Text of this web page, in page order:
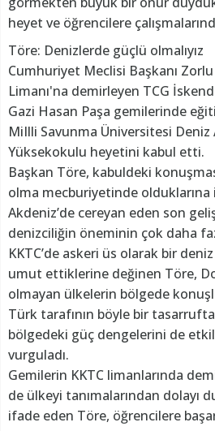
heyet ve öğrencilere
Töre: Denizlerde güçlü olmalıyız
Cumhuriyet Meclisi Başkanı
Limanı'na demirleyen TCG
Gazi Hasan Paşa gemilerinde
MiIlli Savunma Üniversitesi
Yüksekokulu heyetini kabul etti.
Başkan Töre, kabuldeki
olma mecburiyetinde
Akdeniz’de cereyan eden son
denizciliğin öneminin çok daha
KKTC’de askeri üs olarak bir deniz
umut ettiklerine değinen Töre,
olmayan ülkelerin bölgede
Türk tarafının böyle bir tasarrufta
bölgedeki güç dengelerini de
vurguladı.
Gemilerin KKTC limanlarında
de ülkeyi tanımalarından dolayı
ifade eden Töre, öğrencilere